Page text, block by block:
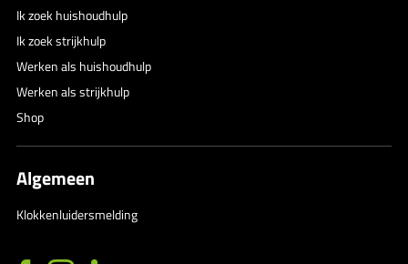
Ik zoek huishoudhulp
Ik zoek strijkhulp
Werken als huishoudhulp
Werken als strijkhulp
Shop
Algemeen
Klokkenluidersmelding